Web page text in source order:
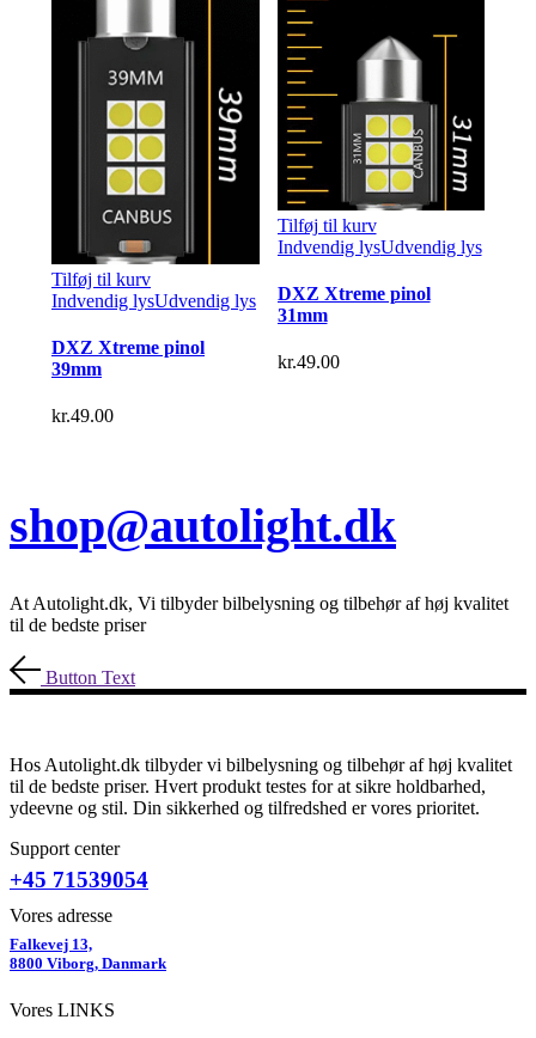
Tilføj til kurv
Indvendig lysUdvendig lys
DXZ Xtreme pinol
39mm
kr.49.00
Tilføj til kurv
Indvendig lysUdvendig lys
DXZ Xtreme pinol
31mm
kr.49.00
shop@autolight.dk
At Autolight.dk, Vi tilbyder bilbelysning og tilbehør af høj kvalitet
til de bedste priser
Button Text
Hos Autolight.dk tilbyder vi bilbelysning og tilbehør af høj kvalitet
til de bedste priser. Hvert produkt testes for at sikre holdbarhed,
ydeevne og stil. Din sikkerhed og tilfredshed er vores prioritet.
Support center
+45 71539054
Vores adresse
Falkevej 13,
8800 Viborg, Danmark
Vores LINKS